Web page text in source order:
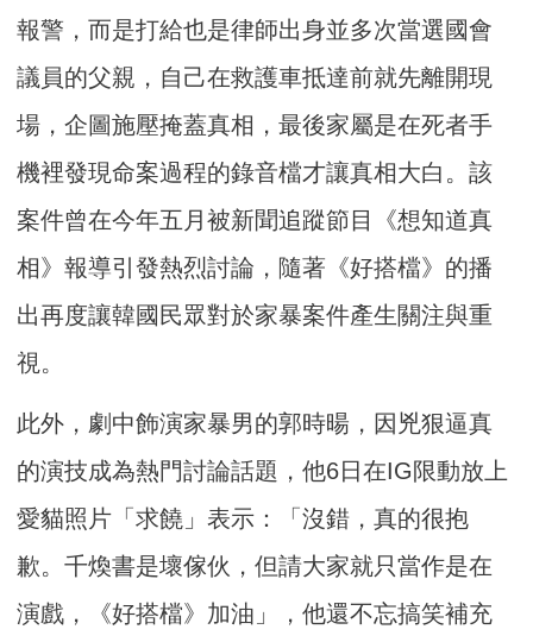
報警，而是打給也是律師出身並多次當選國會
議員的父親，自己在救護車抵達前就先離開現
場，企圖施壓掩蓋真相，最後家屬是在死者手
機裡發現命案過程的錄音檔才讓真相大白。該
案件曾在今年五月被新聞追蹤節目《想知道真
相》報導引發熱烈討論，隨著《好搭檔》的播
出再度讓韓國民眾對於家暴案件產生關注與重
視。
此外，劇中飾演家暴男的郭時暘，因兇狠逼真
的演技成為熱門討論話題，他6日在IG限動放上
愛貓照片「求饒」表示：「沒錯，真的很抱
歉。千煥書是壞傢伙，但請大家就只當作是在
演戲，《好搭檔》加油」，他還不忘搞笑補充